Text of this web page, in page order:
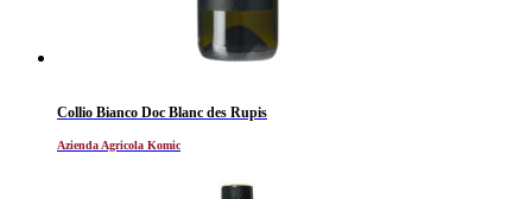
Collio Bianco Doc Blanc des Rupis
Azienda Agricola Komic